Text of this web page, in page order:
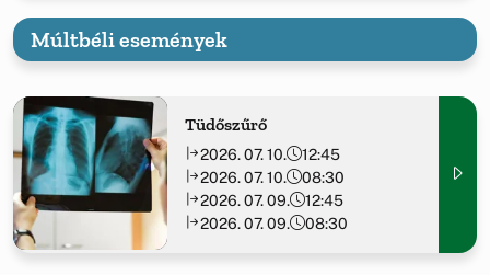
Múltbéli események
Tüdőszűrő
2026. 07. 10.
12:45
2026. 07. 10.
08:30
2026. 07. 09.
12:45
2026. 07. 09.
08:30